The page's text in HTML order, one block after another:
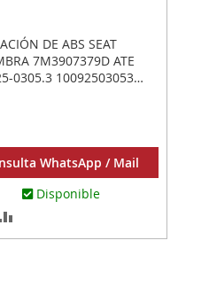
DE ABS SEAT
7M3907379D ATE
0305.3 10092503053
WhatsApp / Mail
Disponible
PARA